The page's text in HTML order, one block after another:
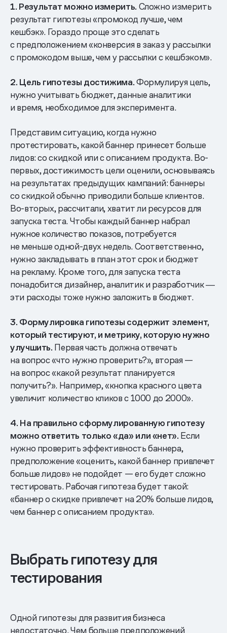
1. Результат можно измерить. Сложно измерить
результат гипотезы «промокод лучше, чем
кешбэк». Гораздо проще это сделать
с предположением «конверсия в заказ у рассылки
с промокодом выше, чем у рассылки с кешбэком».
2. Цель гипотезы достижима.Формулируя цель,
нужно учитывать бюджет, данные аналитики
и время, необходимое для эксперимента.
Представим ситуацию, когда нужно
протестировать, какой баннер принесет больше
лидов: со скидкой или с описанием продукта. Во-
первых, достижимость цели оценили, основываясь
на результатах предыдущих кампаний: баннеры
со скидкой обычно приводили больше клиентов.
Во-вторых, рассчитали, хватит ли ресурсов для
запуска теста. Чтобы каждый баннер набрал
нужное количество показов, потребуется
не меньше одной-двух недель. Соответственно,
нужно закладывать в план этот срок и бюджет
на рекламу. Кроме того, для запуска теста
понадобится дизайнер, аналитик и разработчик ―
эти расходы тоже нужно заложить в бюджет.
3. Формулировка гипотезы содержит элемент,
который тестируют, и метрику, которую нужно
улучшить. Первая часть должна отвечать
на вопрос «что нужно проверить?», вторая —
на вопрос «какой результат планируется
получить?». Например, «кнопка красного цвета
увеличит количество кликов с 1000 до 2000».
4. На правильно сформулированную гипотезу
можно ответить только «да» или «нет». Если
нужно проверить эффективность баннера,
предположение «оценить, какой баннер привлечет
больше лидов» не подойдет — его будет сложно
тестировать. Рабочая гипотеза будет такой:
«баннер о скидке привлечет на 20% больше лидов,
чем баннер с описанием продукта».
Выбрать гипотезу для
тестирования
Одной гипотезы для развития бизнеса
недостаточно. Чем больше предположений